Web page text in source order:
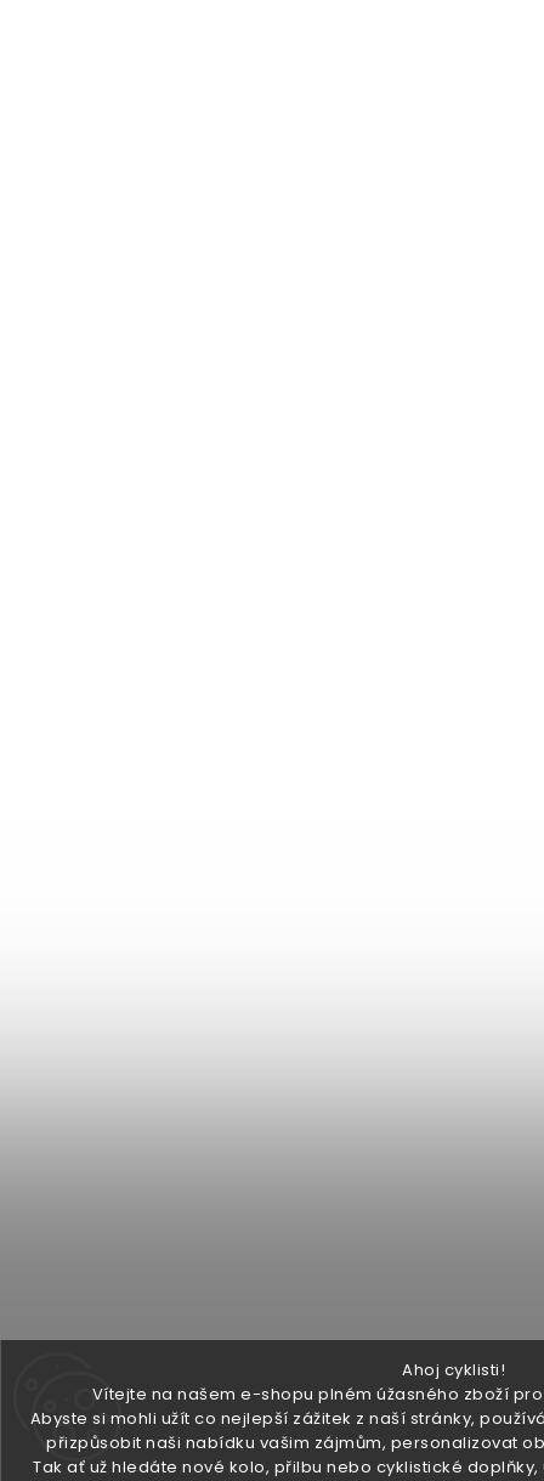
Ahoj cyklisti!
Vítejte na našem e-shopu plném úžasného zboží
Abyste si mohli užít co nejlepší zážitek z naší stránky,
přizpůsobit naši nabídku vašim zájmům, personalizovat
Tak ať už hledáte nové kolo, přilbu nebo cyklistické